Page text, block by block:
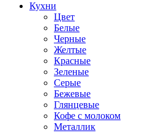
Кухни
Цвет
Белые
Черные
Желтые
Красные
Зеленые
Серые
Бежевые
Глянцевые
Кофе с молоком
Металлик